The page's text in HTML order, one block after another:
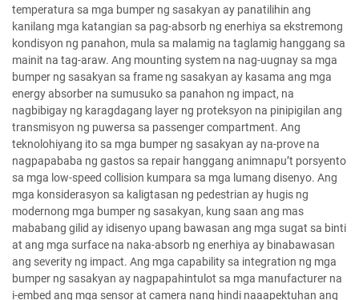
temperatura sa mga bumper ng sasakyan ay panatilihin ang
kanilang mga katangian sa pag-absorb ng enerhiya sa ekstremong
kondisyon ng panahon, mula sa malamig na taglamig hanggang sa
mainit na tag-araw. Ang mounting system na nag-uugnay sa mga
bumper ng sasakyan sa frame ng sasakyan ay kasama ang mga
energy absorber na sumusuko sa panahon ng impact, na
nagbibigay ng karagdagang layer ng proteksyon na pinipigilan ang
transmisyon ng puwersa sa passenger compartment. Ang
teknolohiyang ito sa mga bumper ng sasakyan ay na-prove na
nagpapababa ng gastos sa repair hanggang animnapu’t porsyento
sa mga low-speed collision kumpara sa mga lumang disenyo. Ang
mga konsiderasyon sa kaligtasan ng pedestrian ay hugis ng
modernong mga bumper ng sasakyan, kung saan ang mas
mababang gilid ay idisenyo upang bawasan ang mga sugat sa binti
at ang mga surface na naka-absorb ng enerhiya ay binabawasan
ang severity ng impact. Ang mga capability sa integration ng mga
bumper ng sasakyan ay nagpapahintulot sa mga manufacturer na
i-embed ang mga sensor at camera nang hindi naaapektuhan ang